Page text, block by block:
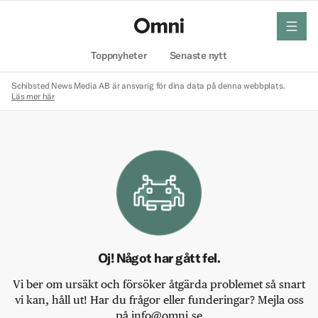
Toppnyheter Senaste nytt
meny
Schibsted News Media AB är ansvarig för dina data på denna webbplats.
Läs mer här
Oj! Något har gått fel.
Vi ber om ursäkt och försöker åtgärda problemet så snart
vi kan, håll ut! Har du frågor eller funderingar? Mejla oss